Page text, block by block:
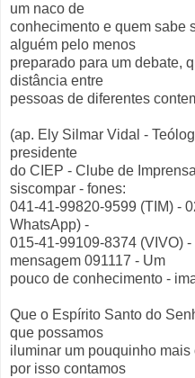
um naco de
conhecimento e quem sabe
alguém pelo menos
preparado para um debate,
distância entre
pessoas de diferentes
(ap. Ely Silmar Vidal -
presidente
do CIEP - Clube de
siscompar - fones:
041-41-99820-9599 (TIM) -
WhatsApp) -
015-41-99109-8374 (VIVO)
mensagem 091117 - Um
pouco de conhecimento -
Que o Espírito Santo do
que possamos
iluminar um pouquinho
por isso contamos